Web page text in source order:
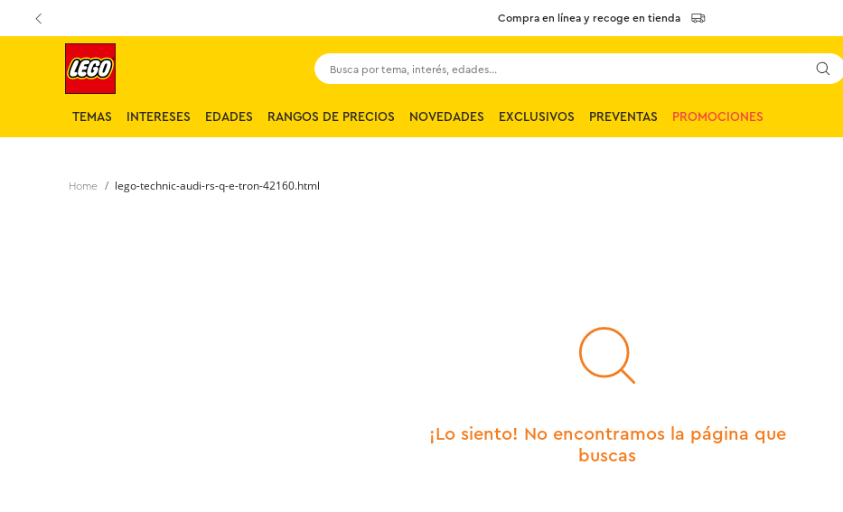
Compra en línea y recoge en tienda
Busca por tema, interés, edades...
TEMAS INTERESES EDADES RANGOS DE PRECIOS NOVEDADES EXCLUSIVOS PREVENTAS PROMOCIONES
lego-technic-audi-rs-q-e-tron-42160.html
¡Lo siento! No encontramos la página que
buscas